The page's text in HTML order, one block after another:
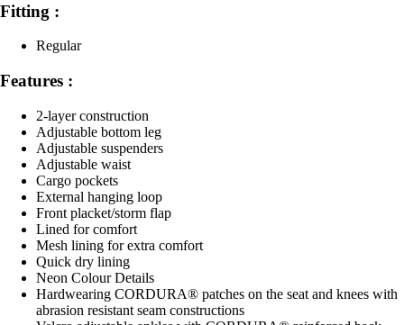
Fitting :
Regular
Features :
2-layer construction
Adjustable bottom leg
Adjustable suspenders
Adjustable waist
Cargo pockets
External hanging loop
Front placket/storm flap
Lined for comfort
Mesh lining for extra comfort
Quick dry lining
Neon Colour Details
Hardwearing CORDURA® patches on the seat and knees with
abrasion resistant seam constructions